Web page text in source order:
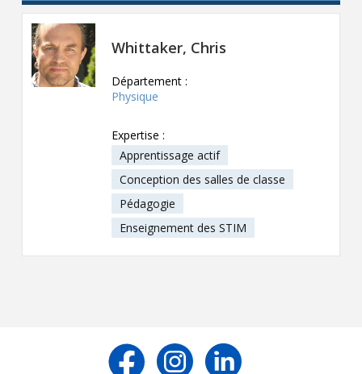
Whittaker, Chris
Département :
Physique
Expertise :
Apprentissage actif
Conception des salles de classe
Pédagogie
Enseignement des STIM